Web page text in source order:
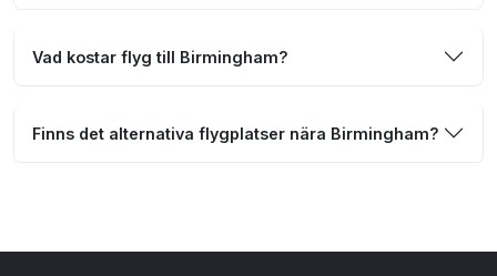
Vad kostar flyg till Birmingham?
Finns det alternativa flygplatser nära Birmingham?